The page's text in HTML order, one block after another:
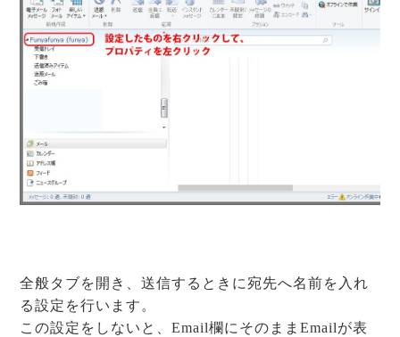
全般タブを開き、送信するときに宛先へ名前を入れ
る設定を行います。
この設定をしないと、Email欄にそのままEmailが表